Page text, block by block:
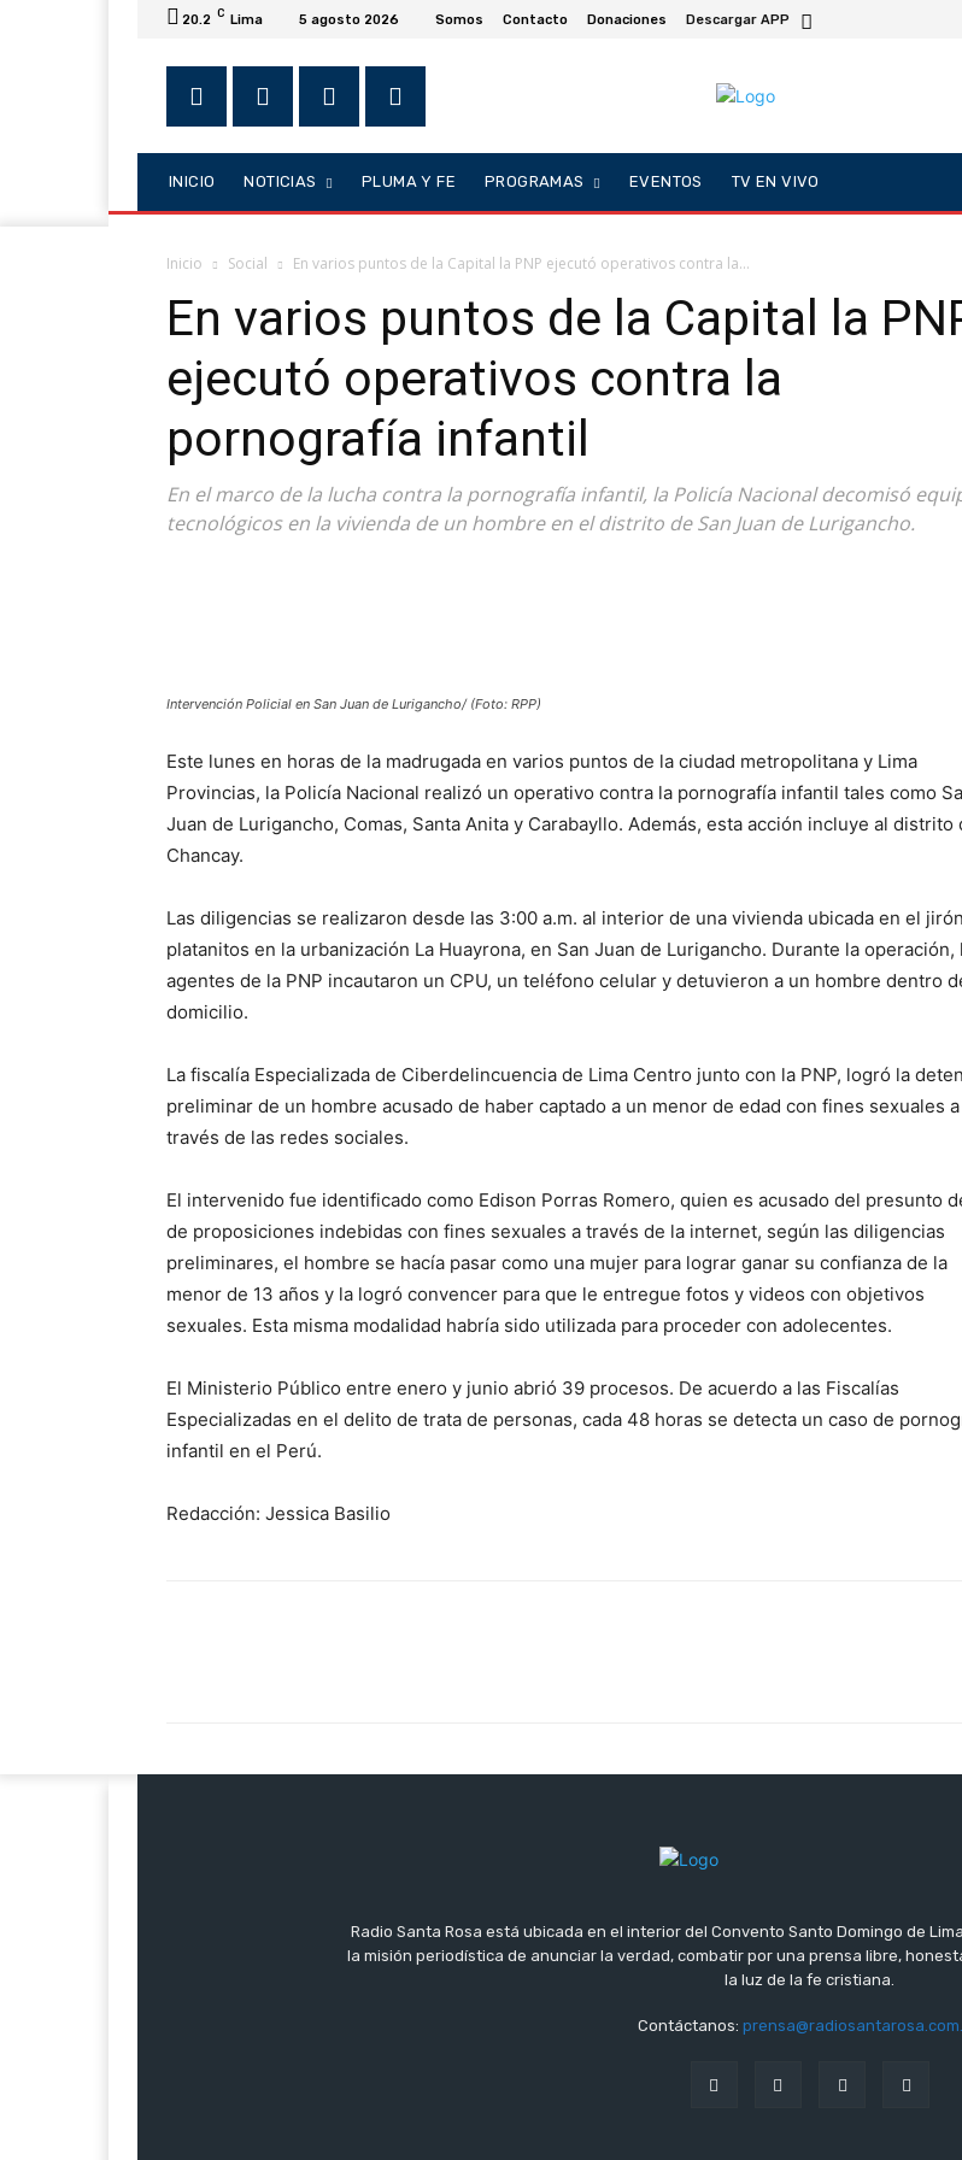
20.2 C Lima 5 agosto 2026 Somos Contacto Donaciones Descargar APP
INICIO NOTICIAS PLUMA Y FE PROGRAMAS EVENTOS TV EN VIVO
Inicio Social En varios puntos de la Capital la PNP ejecutó operativos contra la...
En varios puntos de la Capital la
ejecutó operativos contra la
pornografía infantil
En el marco de la lucha contra la pornografía infantil, la Policía Nacional decomisó
tecnológicos en la vivienda de un hombre en el distrito de San Juan de Lurigancho.
Intervención Policial en San Juan de Lurigancho/ (Foto: RPP)
Este lunes en horas de la madrugada en varios puntos de la ciudad metropolitana y Lima
Provincias, la Policía Nacional realizó un operativo contra la pornografía infantil tales como
Juan de Lurigancho, Comas, Santa Anita y Carabayllo. Además, esta acción incluye al distrito
Chancay.
Las diligencias se realizaron desde las 3:00 a.m. al interior de una vivienda ubicada en el
platanitos en la urbanización La Huayrona, en San Juan de Lurigancho. Durante la operación,
agentes de la PNP incautaron un CPU, un teléfono celular y detuvieron a un hombre dentro
domicilio.
La fiscalía Especializada de Ciberdelincuencia de Lima Centro junto con la PNP, logró la
preliminar de un hombre acusado de haber captado a un menor de edad con fines sexuales a
través de las redes sociales.
El intervenido fue identificado como Edison Porras Romero, quien es acusado del presunto
de proposiciones indebidas con fines sexuales a través de la internet, según las diligencias
preliminares, el hombre se hacía pasar como una mujer para lograr ganar su confianza de la
menor de 13 años y la logró convencer para que le entregue fotos y videos con objetivos
sexuales. Esta misma modalidad habría sido utilizada para proceder con adolecentes.
El Ministerio Público entre enero y junio abrió 39 procesos. De acuerdo a las Fiscalías
Especializadas en el delito de trata de personas, cada 48 horas se detecta un caso de
infantil en el Perú.
Redacción: Jessica Basilio
Radio Santa Rosa está ubicada en el interior del Convento Santo Domingo de
la misión periodística de anunciar la verdad, combatir por una prensa libre,
la luz de la fe cristiana.
Contáctanos: